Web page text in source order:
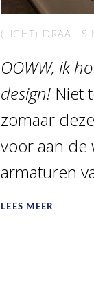
(LICHT) DRAAI IS
OOWW, ik
design! Niet
zomaar
voor aan de
armaturen
LEES MEER